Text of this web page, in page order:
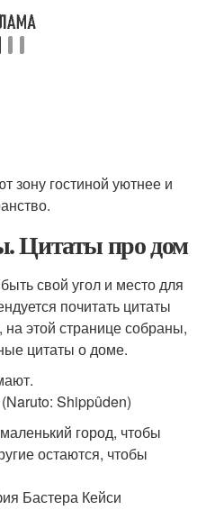
зону гостиной уютнее и
Цитаты про дом
свой угол и место для
почитать цитаты
этой странице собраны,
цитаты о доме.
Shippûden)
город, чтобы
остаются, чтобы
Бастера Кейси